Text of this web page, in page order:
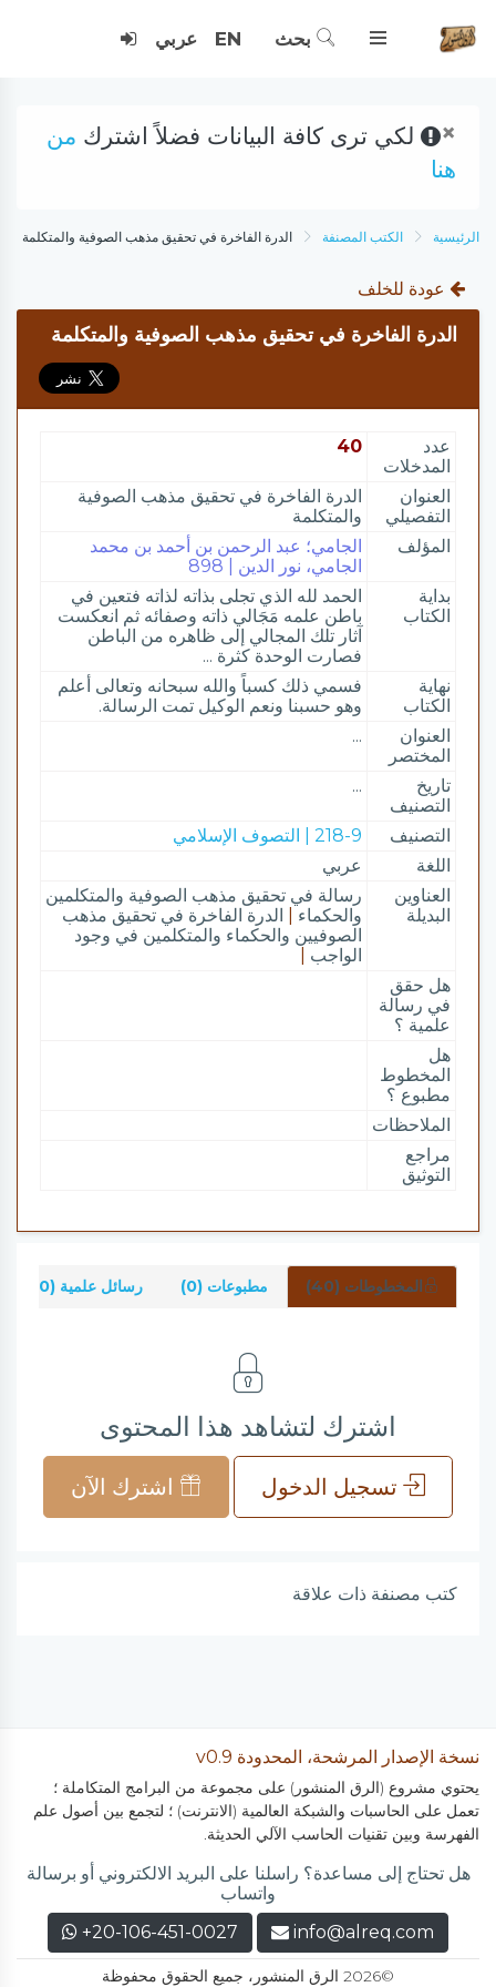
بحث EN عربي
× لكي ترى كافة البيانات فضلاً اشترك من
هنا
الرئيسية الكتب المصنفة الدرة الفاخرة في تحقيق مذهب الصوفية والمتكلمة
عودة للخلف
الدرة الفاخرة في تحقيق مذهب الصوفية والمتكلمة
عدد
المدخلات
40
العنوان
التفصيلي
الدرة الفاخرة في تحقيق مذهب الصوفية
والمتكلمة
المؤلف
الجامي؛ عبد الرحمن بن أحمد بن محمد
الجامي، نور الدين | 898
بداية
الكتاب
الحمد لله الذي تجلى بذاته لذاته فتعين في
باطن علمه مَجَالي ذاته وصفائه ثم انعكست
آثار تلك المجالي إلى ظاهره من الباطن
فصارت الوحدة كثرة ...
نهاية
الكتاب
فسمي ذلك كسباً والله سبحانه وتعالى أعلم
وهو حسبنا ونعم الوكيل تمت الرسالة.
العنوان
المختصر
...
تاريخ
التصنيف
...
التصنيف
218-9 | التصوف الإسلامي
اللغة
عربي
العناوين
البديلة
رسالة في تحقيق مذهب الصوفية والمتكلمين
والحكماء
الدرة الفاخرة في تحقيق مذهب
الصوفيين والحكماء والمتكلمين في وجود
الواجب
هل حقق
في رسالة
علمية ؟
هل
المخطوط
مطبوع ؟
الملاحظات
مراجع
التوثيق
المخطوطات (40) مطبوعات (0) رسائل علمية (0)
اشترك لتشاهد هذا المحتوى
تسجيل الدخول اشترك الآن
كتب مصنفة ذات علاقة
نسخة الإصدار المرشحة، المحدودة v0.9
يحتوي مشروع (الرق المنشور) على مجموعة من البرامج المتكاملة ؛
تعمل على الحاسبات والشبكة العالمية (الانترنت) ؛ لتجمع بين أصول علم
الفهرسة وبين تقنيات الحاسب الآلي الحديثة.
هل تحتاج إلى مساعدة؟ راسلنا على البريد الالكتروني أو برسالة
واتساب
info@alreq.com
+20-106-451-0027
©2026 الرق المنشور، جميع الحقوق محفوظة